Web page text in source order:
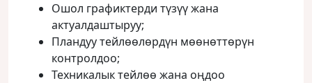
Ошол графиктерди түзүү жана
актуалдаштыруу;
Пландуу тейлөөлөрдүн мөөнөттөрүн
контролдоо;
Техникалык тейлөө жана оңдоо